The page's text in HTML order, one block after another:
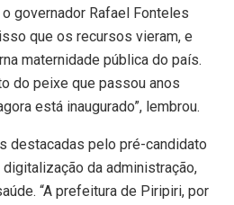
governador Rafael Fonteles
que os recursos vieram, e
maternidade pública do país.
do peixe que passou anos
está inaugurado”, lembrou.
destacadas pelo pré-candidato
da administração,
“A prefeitura de Piripiri, por